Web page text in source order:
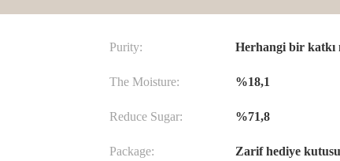
Purity: Herhangi bir katkı
The Moisture: %18,1
Reduce Sugar: %71,8
Package: Zarif hediye kutusu